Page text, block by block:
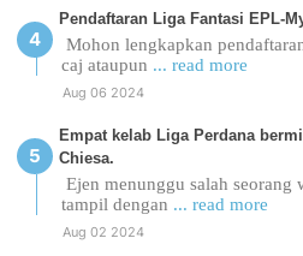
Pendaftaran Liga Fantasi EPL-
Mohon lengkapkan
caj ataupun ... read more
Aug 06 2024
Empat kelab Liga Perdana
Chiesa.
Ejen menunggu salah
tampil dengan ... read more
Aug 02 2024